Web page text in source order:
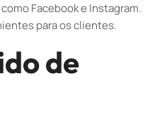
Facebook e Instagram.
para os clientes.
de